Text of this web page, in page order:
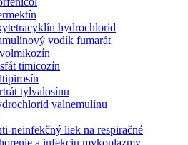
hydrochlorid
vodík fumarát
timicozín
tylvalosínu
valnemulínu
neinfekčný liek na respiračné
a infekciu mykoplazmy